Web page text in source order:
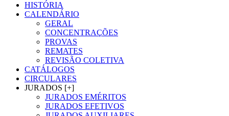
HISTÓRIA
CALENDÁRIO
GERAL
CONCENTRAÇÕES
PROVAS
REMATES
REVISÃO COLETIVA
CATÁLOGOS
CIRCULARES
JURADOS [+]
JURADOS EMÉRITOS
JURADOS EFETIVOS